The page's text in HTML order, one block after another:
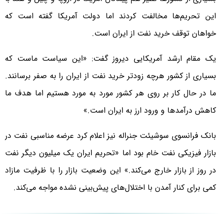
این تحریم‌ها مخالفت کردند اما دولت آمریکا گفته است که
خواهان توقف خرید نفت از ایران است.
یک مقام ارشد آمریکایی دیروز گفت: «این سیاست ماست که
بسیاری از کشور هرچه زودتر خرید نفت از ایران را به صفر برسانند.
ما در حال کار بر روی هر کشور مورد به مورد هستیم اما هدف ما
کاهش درآمدها و ورود ارز به ایران است.»
بانک فرانسوی سوشیئت جنراله نیز اعلام کرد عرضه مناسبی نفت در
بازار فیزیکی نفت خام بود اما «تحریم ایران یک میلیون دیگر نفت
در روز از بازار خارج می‌کند.» این وضعیت بازار را با ظرفیت مازاد
کمی برای کنار آمدن با اختلال‌های پیش‌بینی نشده مواجه می‌کند.